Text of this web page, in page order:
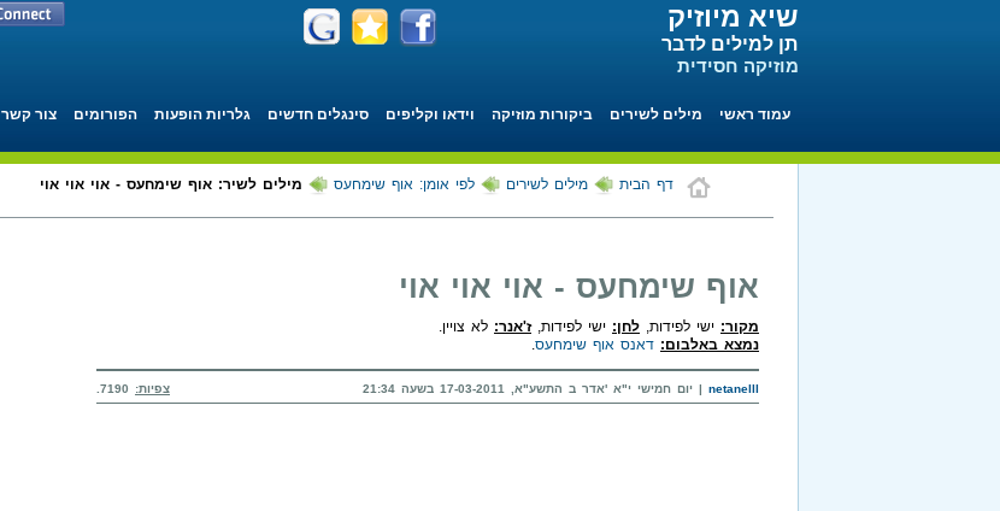
שיא מיוזיק
תן למילים לדבר
מוזיקה חסידית
עמוד ראשי מילים לשירים ביקורות מוזיקה וידאו וקליפים סינגלים חדשים גלריות הופעות הפורומים צור קשר
דף הבית מילים לשירים לפי אומן: אוף שימחעס מילים לשיר: אוף שימחעס - אוי אוי אוי
אוף שימחעס - אוי אוי אוי
מקור: ישי לפידות, לחן: ישי לפידות,ז'אנר: לא צויין.
נמצא באלבום: דאנס אוף שימחעס
netanelll | יום חמישי י"א 'אדר ב התשע"א, 17-03-2011 בשעה 21:34 צפיות: